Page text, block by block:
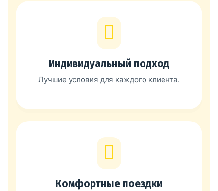
Индивидуальный подход
Лучшие условия для каждого клиента.
Комфортные поездки